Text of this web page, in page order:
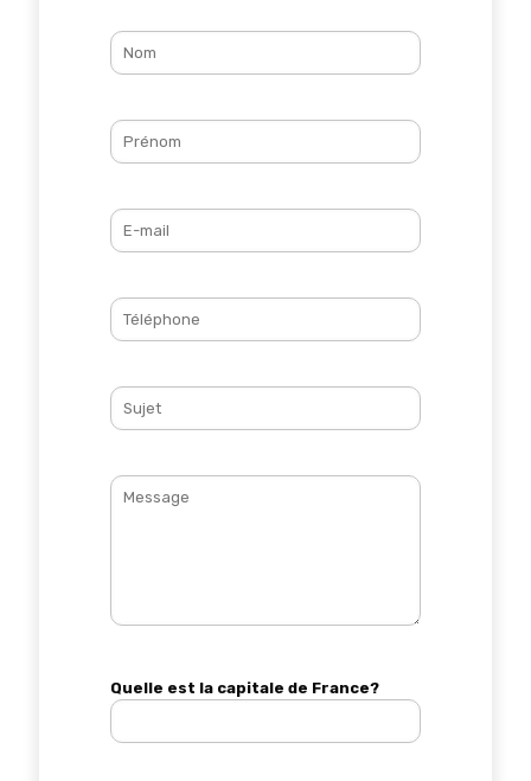
Quelle est la capitale de France?